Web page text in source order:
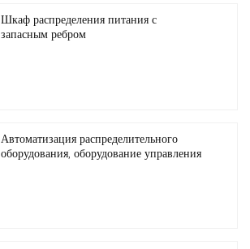
Шкаф распределения питания с
запасным ребром
Автоматизация распределительного
оборудования, оборудование управления